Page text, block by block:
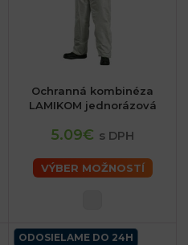
Ochranná kombinéza
LAMIKOM jednorázová
5.09€ s DPH
VÝBER MOŽNOSTÍ
ODOSIELAME DO 24H